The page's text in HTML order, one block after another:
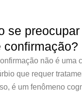
se
confirmação?
não é uma
que requer
é um fenômeno